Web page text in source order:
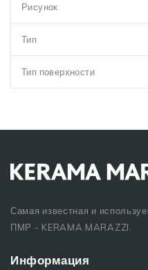
Рисунок
Тип
Тип поверхности
Самая известная и
ПМР - KERAMA MARAZZI.
Информация